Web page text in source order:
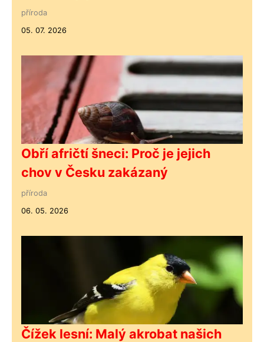
příroda
05. 07. 2026
Obří afričtí šneci: Proč je jejich
chov v Česku zakázaný
příroda
06. 05. 2026
Čížek lesní: Malý akrobat našich